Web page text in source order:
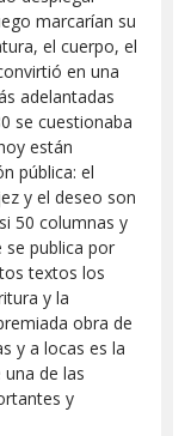
marcarían su
el cuerpo, el
en una
adelantadas
se cuestionaba
están
pública: el
y el deseo son
50 columnas y
se publica por
textos los
y la
obra de
y a locas es la
de las
y